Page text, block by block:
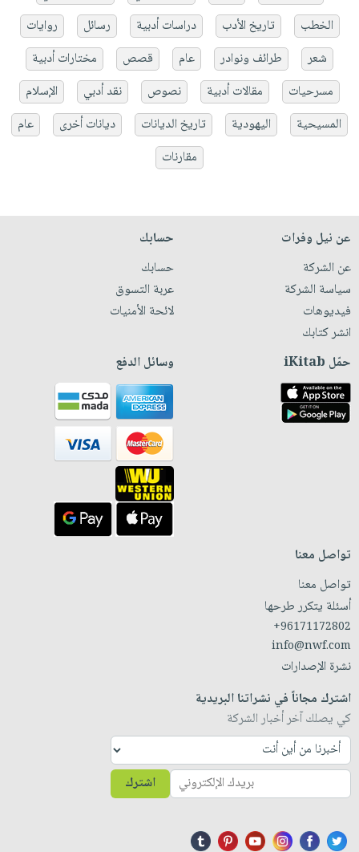
الخطب
تاريخ الأدب دراسات أدبية رسائل
روايات
شعر
طرائف ونوادر عام قصص
مختارات أدبية
مسرحيات
مقالات أدبية نصوص نقد أدبي
الإسلام
المسيحية
اليهودية تاريخ الديانات ديانات أخرى
عام
مقارنات
عن نيل وفرات
عن الشركة
سياسة الشركة
فيديوهات
انشر كتابك
حسابك
حسابك
عربة التسوق
لائحة الأمنيات
حمّل iKitab وسائل الدفع
تواصل معنا
تواصل معنا
أسئلة يتكرر طرحها
+96171172802
info@nwf.com
نشرة الإصدارات
اشترك مجاناً في نشراتنا البريدية
كي يصلك آخر أخبار الشركة
اشترك